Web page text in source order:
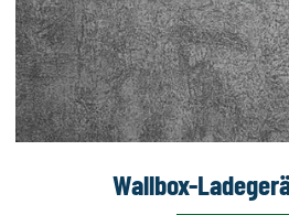
Wallbox-